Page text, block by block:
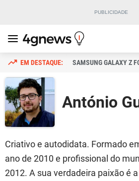
SAMSUNG GALAXY Z
António
Criativo e autodidata. Formado
ano de 2010 e profissional do
2012. A sua verdadeira paixão é